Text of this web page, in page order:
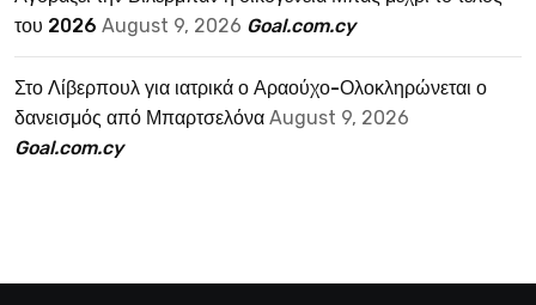
του 2026 August 9, 2026 Goal.com.cy
Στο Λίβερπουλ για ιατρικά ο Αραούχο-Ολοκληρώνεται ο
δανεισμός από Μπαρτσελόνα August 9, 2026
Goal.com.cy